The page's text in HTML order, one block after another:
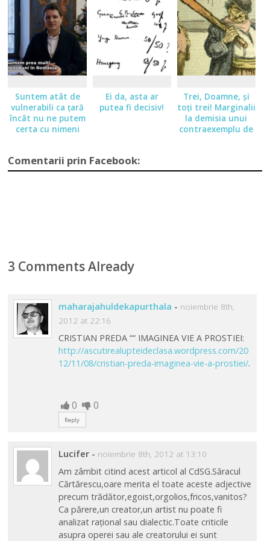
Suntem atât de
vulnerabili ca ţară
încât nu ne putem
certa cu nimeni
Ei da, asta ar
putea fi decisiv!
Trei, Doamne, şi
toţi trei! Marginalii
la demisia unui
contraexemplu de
Comentarii prin Facebook:
3 Comments Already
maharajahuldekapurthala - noiembrie 8th,
2012 at 22:16
CRISTIAN PREDA ““ IMAGINEA VIE A PROSTIEI:
http://ascutirealupteideclasa.wordpress.com/20
12/11/08/cristian-preda-imaginea-vie-a-prostiei/.
0 0
Reply
Lucifer - noiembrie 8th, 2012 at 13:10
Am zâmbit citind acest articol al CdSG.Săracul
Cărtărescu,oare merita el toate aceste adjective
precum trădător,egoist,orgolios,fricos,vanitos?
Ca părere,un creator,un artist nu poate fi
analizat rațional sau dialectic.Toate criticile
asupra operei sau ale creatorului ei sunt